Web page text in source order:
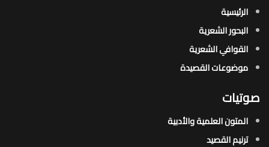
الرئيسية
البحور الشعرية​
القوافي الشعرية​
موضوعات القصيدة​
صوتيات
المتون العلمية والأدبية
ترنيم القصيد